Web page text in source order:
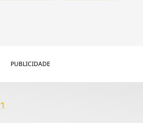
PUBLICIDADE